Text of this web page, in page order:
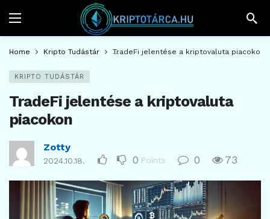
Home Kripto Tudástár TradeFi jelentése a kriptovaluta piacokon
KRIPTO TUDÁSTÁR
TradeFi jelentése a kriptovaluta
piacokon
Zotty
2024.10.18. 0 Points 0 73